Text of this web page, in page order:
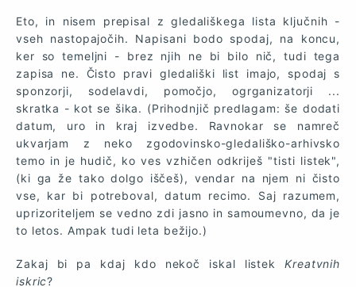
Eto, in nisem prepisal z gledališkega lista ključnih -
vseh nastopajočih. Napisani bodo spodaj, na koncu,
ker so temeljni - brez njih ne bi bilo nič, tudi tega
zapisa ne. Čisto pravi gledališki list imajo, spodaj s
sponzorji, sodelavdi, pomočjo, ogrganizatorji ...
skratka - kot se šika. (Prihodnjič predlagam: še dodati
datum, uro in kraj izvedbe. Ravnokar se namreč
ukvarjam z neko zgodovinsko-gledališko-arhivsko
temo in je hudič, ko ves vzhičen odkriješ "tisti listek",
(ki ga že tako dolgo iščeš), vendar na njem ni čisto
vse, kar bi potreboval, datum recimo. Saj razumem,
uprizoriteljem se vedno zdi jasno in samoumevno, da je
to letos. Ampak tudi leta bežijo.)
Zakaj bi pa kdaj kdo nekoč iskal listekKreatvnih
iskric?